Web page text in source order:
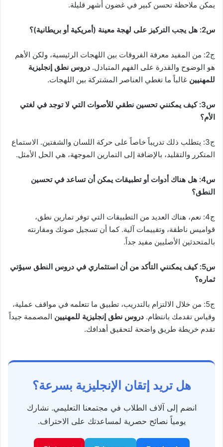
يمكن ملاحظة تحسن كبير في غضون أشهر قليلة.
س2: هل يجب التركيز على لهجة معينة (أمريكية أو بريطانية)؟
ج2: من المفيد معرفة الفروقات بين اللهجات الرئيسية، ولكن الأهم
هو الوضوح والقدرة على الفهم المتبادل. دروس نطق إنجليزية
للمهنيين غالباً ما تغطي العناصر المشتركة بين اللهجات.
س3: كيف يمكنني تحسين نطقي للأصوات التي لا توجد في لغتي
الأم؟
ج3: يتطلب ذلك تدريباً خاصاً على حركة اللسان والشفتين. الاستماع
المتكرر والتقليد، بالإضافة إلى التمارين الموجهة، هي الحل الأمثل.
س4: هل هناك أدوات أو تطبيقات يمكن أن تساعد في تحسين
النطق؟
ج4: نعم، هناك العديد من التطبيقات التي توفر تمارين نطق،
قواميس ناطقة، وتقييمات آلية. كما أن تسجيل صوتك ومقارنته
بالمتحدثين الأصليين مفيد جداً.
س5: كيف يمكنني التأكد من أن استثماري في دروس النطق سيؤتي
ثماره؟
ج5: من خلال الالتزام بالتدريب، تطبيق ما تتعلمه في مواقف عملية،
وقياس تقدمك بانتظام. دروس نطق إنجليزية للمهنيين المصممة جيداً
تقدم خريطة طريق واضحة لتحقيق أهدافك.
هل تريد إتقان الإنجليزية بسرعة؟
انضم إلى آلاف الطلاب في مجتمعنا التعليمي. نشارك
يومياً نصائح حصرية لمساعدتك على الاحتراف.